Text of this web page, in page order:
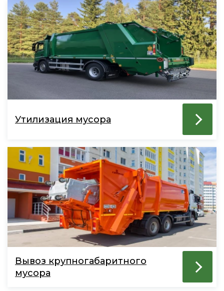
Утилизация мусора
Вывоз крупногабаритного
мусора